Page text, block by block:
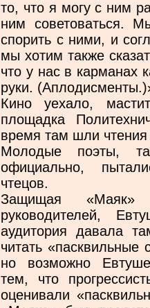
то, что я могу с ним
ним советоваться.
спорить с ними, и
мы хотим также
что у нас в карманах
руки.
Кино уехало,
площадка
время там шли
Молодые поэты,
официально,
чтецов.
Защищая «Маяк»
руководителей,
аудитория давала
читать «пасквильные
но возможно
тем, что
оценивали